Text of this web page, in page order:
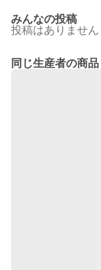
みんなの投稿
投稿はありません
同じ生産者の商品